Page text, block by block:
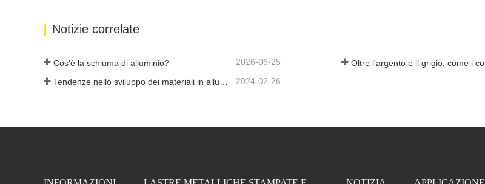
Notizie correlate
Cos'è la schiuma di alluminio? 2026-06-25
2024-02-26